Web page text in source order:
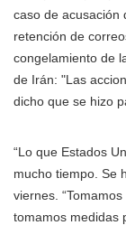
caso de acusación
retención de
congelamiento de
de Irán: "Las
dicho que se hizo
“Lo que Estados
mucho tiempo. Se
viernes.
tomamos medidas